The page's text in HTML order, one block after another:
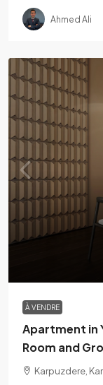
Ahmed Ali
À VENDRE
Apartment in
Room and
Karpuzdere,